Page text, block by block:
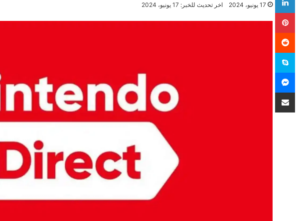
17 يونيو، 2024 اخر تحديث للخبر: 17 يونيو، 2024
بينتيريست
سكايب
ماسنجر
مشاركة عبر البريد